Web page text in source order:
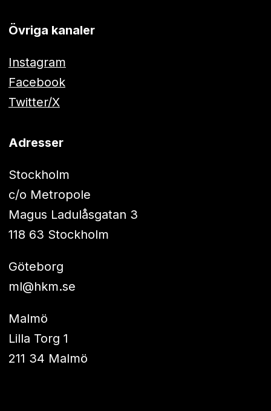
Övriga kanaler
Instagram
Facebook
Twitter/X
Adresser
Stockholm
c/o Metropole
Magus Ladulåsgatan 3
118 63 Stockholm
Göteborg
ml@hkm.se
Malmö
Lilla Torg 1
211 34 Malmö